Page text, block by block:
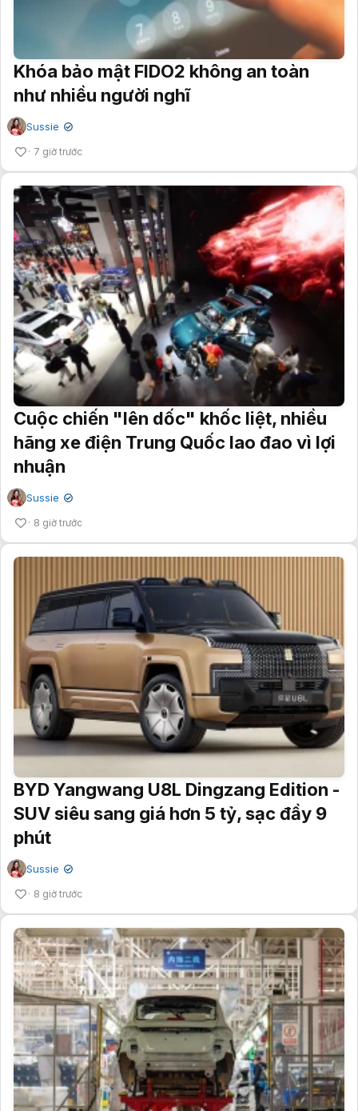
Khóa bảo mật FIDO2 không an toàn
như nhiều người nghĩ
Sussie ✔
7 giờ trước
Cuộc chiến "lên dốc" khốc liệt, nhiều
hãng xe điện Trung Quốc lao đao vì lợi
nhuận
Sussie ✔
8 giờ trước
BYD Yangwang U8L Dingzang Edition -
SUV siêu sang giá hơn 5 tỷ, sạc đầy 9
phút
Sussie ✔
8 giờ trước